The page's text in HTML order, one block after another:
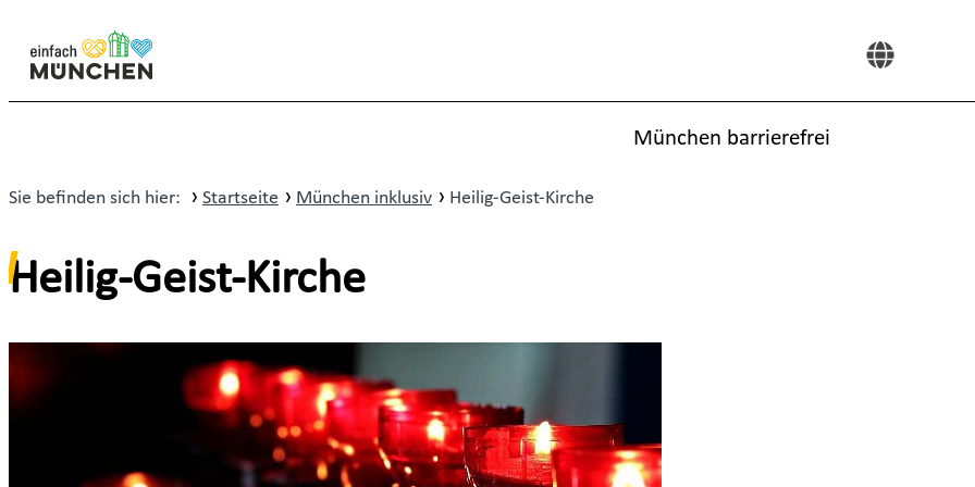
München barrierefrei
Sie befinden sich hier: Startseite München inklusiv Heilig-Geist-Kirche
Heilig-Geist-Kirche